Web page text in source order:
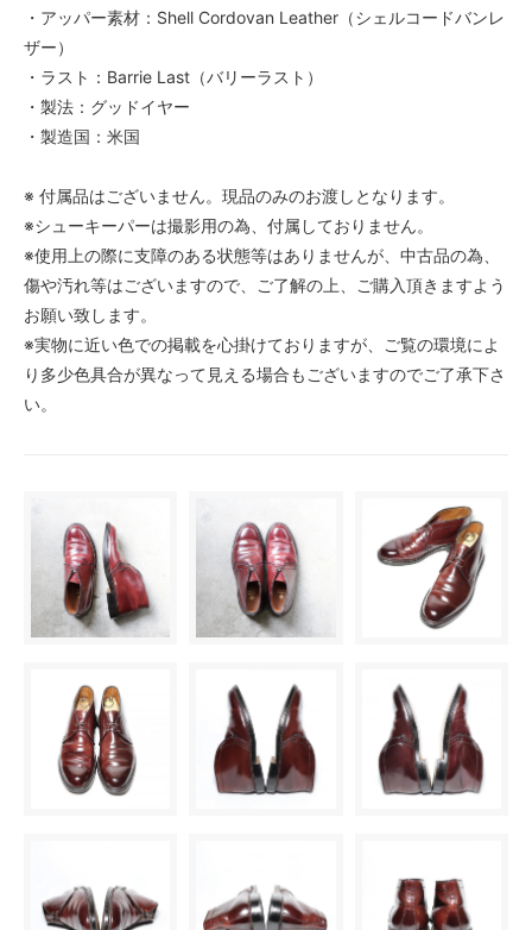
・アッパー素材：Shell Cordovan Leather（シェルコードバンレ
ザー）
・ラスト：Barrie Last（バリーラスト）
・製法：グッドイヤー
・製造国：米国
※ 付属品はございません。現品のみのお渡しとなります。
※シューキーパーは撮影用の為、付属しておりません。
※使用上の際に支障のある状態等はありませんが、中古品の為、
傷や汚れ等はございますので、ご了解の上、ご購入頂きますよう
お願い致します。
※実物に近い色での掲載を心掛けておりますが、ご覧の環境によ
り多少色具合が異なって見える場合もございますのでご了承下さ
い。